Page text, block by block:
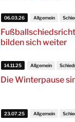
bilden sich weiter
06.03.26 Allgemein
Die Winterpause
14.11.25 Allgemein
23.07.25 Allgemein